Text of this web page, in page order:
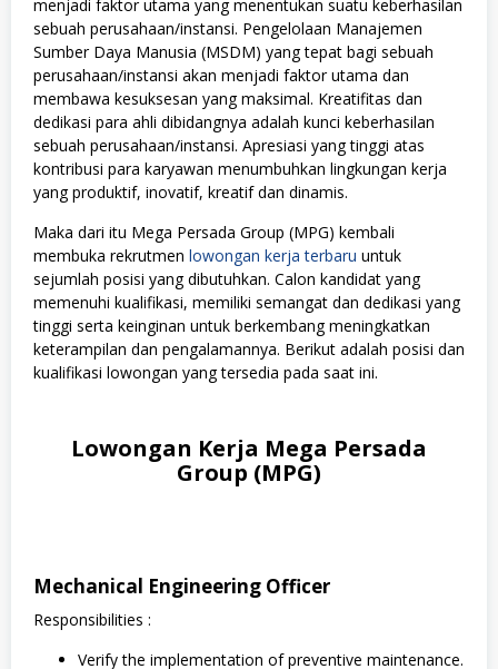
menjadi faktor utama yang menentukan suatu keberhasilan
sebuah perusahaan/instansi. Pengelolaan Manajemen
Sumber Daya Manusia (MSDM) yang tepat bagi sebuah
perusahaan/instansi akan menjadi faktor utama dan
membawa kesuksesan yang maksimal. Kreatifitas dan
dedikasi para ahli dibidangnya adalah kunci keberhasilan
sebuah perusahaan/instansi. Apresiasi yang tinggi atas
kontribusi para karyawan menumbuhkan lingkungan kerja
yang produktif, inovatif, kreatif dan dinamis.
Maka dari itu Mega Persada Group (MPG) kembali
membuka rekrutmen lowongan kerja terbaru untuk
sejumlah posisi yang dibutuhkan. Calon kandidat yang
memenuhi kualifikasi, memiliki semangat dan dedikasi yang
tinggi serta keinginan untuk berkembang meningkatkan
keterampilan dan pengalamannya. Berikut adalah posisi dan
kualifikasi lowongan yang tersedia pada saat ini.
Lowongan Kerja Mega Persada
Group (MPG)
Mechanical Engineering Officer
Responsibilities :
Verify the implementation of preventive maintenance.